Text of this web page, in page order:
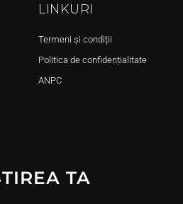
LINKURI
Termeni și condiții
Politica de confidențialitate
ANPC
TA